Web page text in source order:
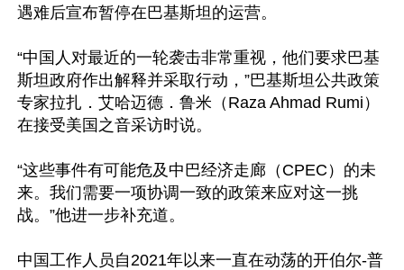
遇难后宣布暂停在巴基斯坦的运营。
“中国人对最近的一轮袭击非常重视，他们要求巴基
斯坦政府作出解释并采取行动，”巴基斯坦公共政策
专家拉扎．艾哈迈德．鲁米（Raza Ahmad Rumi）
在接受美国之音采访时说。
“这些事件有可能危及中巴经济走廊（CPEC）的未
来。我们需要一项协调一致的政策来应对这一挑
战。”他进一步补充道。
中国工作人员自2021年以来一直在动荡的开伯尔-普